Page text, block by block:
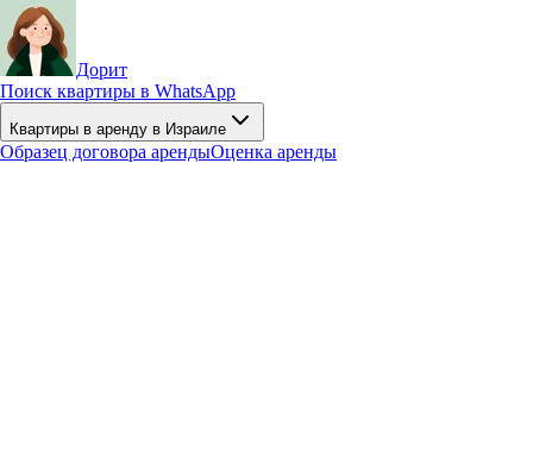
Дорит
Поиск квартиры в WhatsApp
Квартиры в аренду в Израиле
Образец договора арендыОценка аренды